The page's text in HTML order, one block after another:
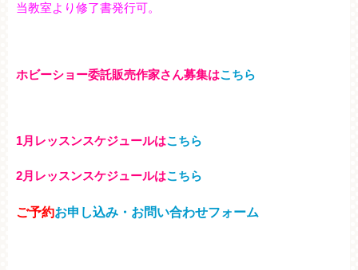
当教室より修了書発行可。
ホビーショー委託販売作家さん募集はこちら
1月レッスンスケジュールはこちら
2月レッスンスケジュールはこちら
ご予約お申し込み・お問い合わせフォーム